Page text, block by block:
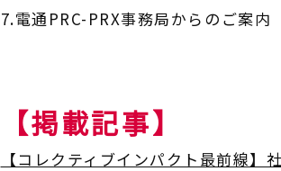
7.電通PRC-PRX事務局からのご案内
【掲載記事】
【コレクティブインパクト最前線